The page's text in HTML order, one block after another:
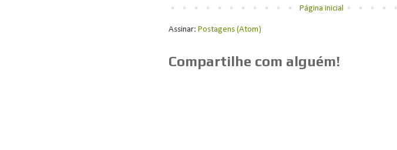
Página inicial
Assinar: Postagens (Atom)
Compartilhe com alguém!